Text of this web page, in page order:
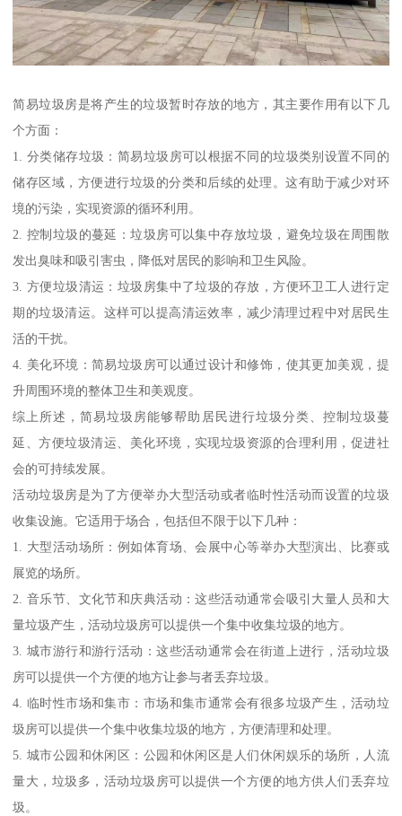
简易垃圾房是将产生的垃圾暂时存放的地方，其主要作用有以下几
个方面：
1. 分类储存垃圾：简易垃圾房可以根据不同的垃圾类别设置不同的
储存区域，方便进行垃圾的分类和后续的处理。这有助于减少对环
境的污染，实现资源的循环利用。
2. 控制垃圾的蔓延：垃圾房可以集中存放垃圾，避免垃圾在周围散
发出臭味和吸引害虫，降低对居民的影响和卫生风险。
3. 方便垃圾清运：垃圾房集中了垃圾的存放，方便环卫工人进行定
期的垃圾清运。这样可以提高清运效率，减少清理过程中对居民生
活的干扰。
4. 美化环境：简易垃圾房可以通过设计和修饰，使其更加美观，提
升周围环境的整体卫生和美观度。
综上所述，简易垃圾房能够帮助居民进行垃圾分类、控制垃圾蔓
延、方便垃圾清运、美化环境，实现垃圾资源的合理利用，促进社
会的可持续发展。
活动垃圾房是为了方便举办大型活动或者临时性活动而设置的垃圾
收集设施。它适用于场合，包括但不限于以下几种：
1. 大型活动场所：例如体育场、会展中心等举办大型演出、比赛或
展览的场所。
2. 音乐节、文化节和庆典活动：这些活动通常会吸引大量人员和大
量垃圾产生，活动垃圾房可以提供一个集中收集垃圾的地方。
3. 城市游行和游行活动：这些活动通常会在街道上进行，活动垃圾
房可以提供一个方便的地方让参与者丢弃垃圾。
4. 临时性市场和集市：市场和集市通常会有很多垃圾产生，活动垃
圾房可以提供一个集中收集垃圾的地方，方便清理和处理。
5. 城市公园和休闲区：公园和休闲区是人们休闲娱乐的场所，人流
量大，垃圾多，活动垃圾房可以提供一个方便的地方供人们丢弃垃
圾。